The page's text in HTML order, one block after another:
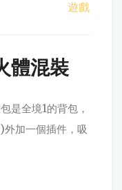
遊戲
體混裝
是全境1的背包，
加一個插件，吸